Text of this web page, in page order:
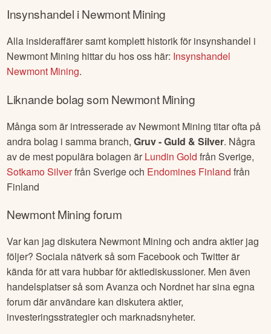
Insynshandel iNewmont Mining
Alla insideraffärer samt komplett historik för insynshandel i
Newmont Mining hittar du hos oss här: Insynshandel
Newmont Mining.
Liknande bolag som Newmont Mining
Många som är intresserade av Newmont Mining titar ofta på
andra bolag i samma branch,Gruv - Guld & Silver. Några
av de mest populära bolagen är Lundin Gold frånSverige,
Sotkamo SilverfrånSverigeoch Endomines Finland från
Finland
Newmont Miningforum
Var kan jag diskutera Newmont Mining och andra aktier jag
följer? Sociala nätverk så som Facebook och Twitter är
kända för att vara hubbar för aktiediskussioner. Men även
handelsplatser så som Avanza och Nordnet har sina egna
forum där användare kan diskutera aktier,
investeringsstrategier och marknadsnyheter.